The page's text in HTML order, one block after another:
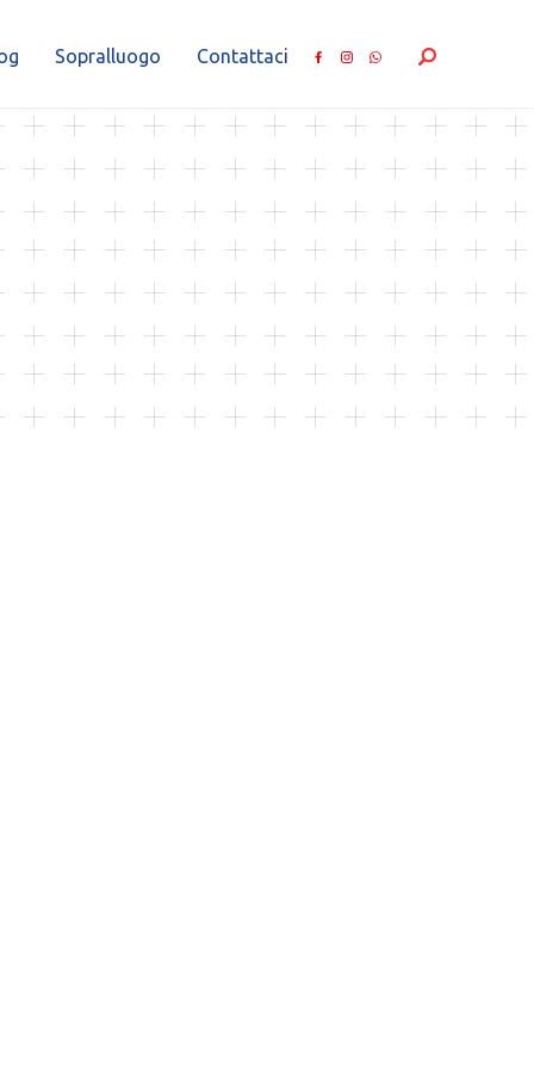
Sopralluogo Contattaci